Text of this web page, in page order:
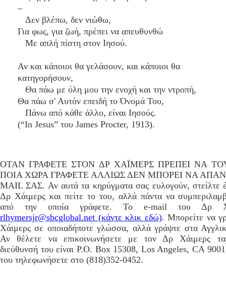
–
Δεν βλέπω, δεν νιώθω,
Για φως, για ζωή, πρέπει να απευθυνθώ
Με απλή πίστη στον Ιησού.
Αν και κάποιοι θα γελάσουν, και κάποιοι θα
κατηγορήσουν,
Θα πάω με όλη μου την ενοχή και την ντροπή,
Θα πάω σ' Αυτόν επειδή το Όνομά Του,
Πάνω από κάθε άλλο, είναι Ιησούς.
(“In Jesus” του James Procter, 1913).
ΟΤΑΝ ΓΡΑΦΕΤΕ ΣΤΟΝ ΔΡ ΧΑΪΜΕΡΣ ΠΡΕΠΕΙ ΝΑ
ΠΟΙΑ ΧΩΡΑ ΓΡΑΦΕΤΕ ΑΛΛΙΩΣ ΔΕΝ ΜΠΟΡΕΙ ΝΑ
MAIL ΣΑΣ. Αν αυτά τα κηρύγματα σας ευλογούν, στείλτε
Δρ Χάιμερς και πείτε το του, αλλά πάντα να
από την οποία γράφετε. Το e-mail του Δρ
rlhymersjr@sbcglobal.net (κάντε κλικ εδώ). Μπορείτε να
Χάιμερς σε οποιαδήποτε γλώσσα, αλλά γράψτε στα
Αν θέλετε να επικοινωνήσετε με τον Δρ Χάιμερς
διεύθυνσή του είναι P.O. Box 15308, Los Angeles, CA
του τηλεφωνήσετε στο (818)352-0452.